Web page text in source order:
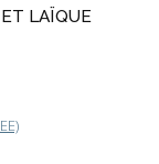
LAÏQUE